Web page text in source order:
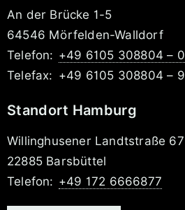
An der Brücke 1-5
64546 Mörfelden-Walldorf
Telefon: +49 6105 308804 – 0
Telefax: +49 6105 308804 – 9
Standort Hamburg
Willinghusener Landtstraße 67
22885 Barsbüttel
Telefon: +49 172 6666877